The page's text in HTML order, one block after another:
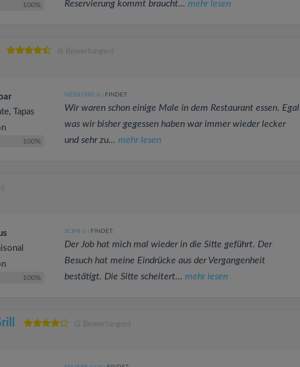
100%
Reservierung kommt braucht... mehr lesen
(6 Bewertungen)
Tapas
100%
NESSI1980 (1 )FINDET:
Wir waren schon einige Male in dem Restaurant essen. Egal
was wir bisher gegessen haben war immer wieder lecker
und sehr zu... mehr lesen
100%
SCIMI (5 )FINDET:
Der Job hat mich mal wieder in die Sitte geführt. Der
Besuch hat meine Eindrücke aus der Vergangenheit
bestätigt. Die Sitte scheitert... mehr lesen
(2 Bewertungen)